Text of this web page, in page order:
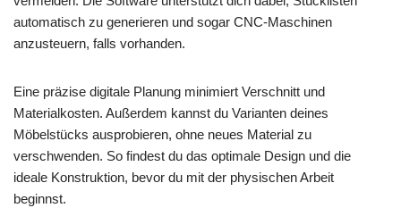
automatisch zu generieren und sogar CNC-Maschinen
anzusteuern, falls vorhanden.
Eine präzise digitale Planung minimiert Verschnitt und
Materialkosten. Außerdem kannst du Varianten deines
Möbelstücks ausprobieren, ohne neues Material zu
verschwenden. So findest du das optimale Design und die
ideale Konstruktion, bevor du mit der physischen Arbeit
beginnst.